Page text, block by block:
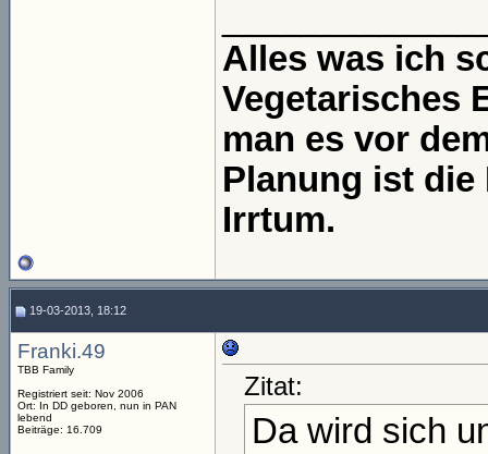
Alles was ich
Vegetarisches
man es vor
Planung ist
Irrtum.
19-03-2013, 18:12
Franki.49
TBB Family
Registriert seit: Nov 2006
Ort: In DD geboren, nun in PAN
lebend
Beiträge: 16.709
Zitat:
Da wird sich